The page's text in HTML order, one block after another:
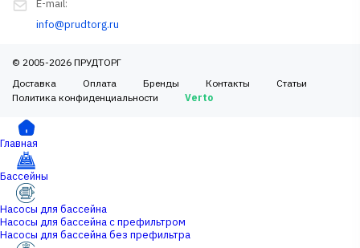
E-mail:
info@prudtorg.ru
© 2005-2026 ПРУДТОРГ
Доставка
Оплата Бренды Контакты
Статьи
Политика конфиденциальности
Verto
Главная
Бассейны
Насосы для бассейна
Насосы для бассейна с префильтром
Насосы для бассейна без префильтра